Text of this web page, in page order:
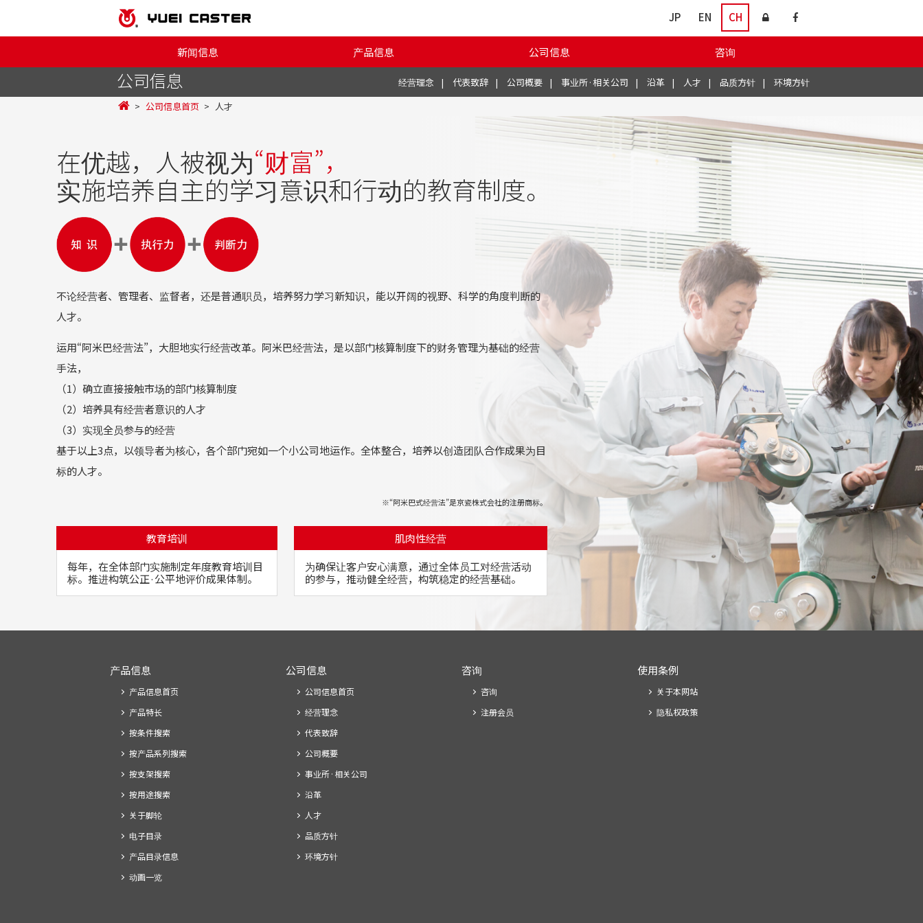
JP EN CH
新闻信息 产品信息 公司信息 咨询
公司信息 经营理念 代表致辞 公司概要 事业所·相关公司 沿革 人才 品质方针
环境方针
公司信息首页
人才
在优越，人被视为“财富”，
实施培养自主的学习意识和行动的教育制度。
不论经营者、管理者、监督者，还是普通职员，培养努力学习新知识，能以开阔的视野、科学的角度判断的
人才。
运用“阿米巴经营法”，大胆地实行经营改革。阿米巴经营法，是以部门核算制度下的财务管理为基础的经营
手法，
（1）确立直接接触市场的部门核算制度
（2）培养具有经营者意识的人才
（3）实现全员参与的经营
基于以上3点，以领导者为核心，各个部门宛如一个小公司地运作。全体整合，培养以创造团队合作成果为目
标的人才。
※“阿米巴式经营法”是京瓷株式会社的注册商标。
教育培训
每年，在全体部门实施制定年度教育培训目
标。推进构筑公正·公平地评价成果体制。
肌肉性经营
为确保让客户安心满意，通过全体员工对经营活动
的参与，推动健全经营，构筑稳定的经营基础。
产品信息
产品信息首页
产品特长
按条件搜索
按产品系列搜索
按支架搜索
按用途搜索
关于脚轮
电子目录
产品目录信息
动画一览
公司信息
公司信息首页
经营理念
代表致辞
公司概要
事业所·相关公司
沿革
人才
品质方针
环境方针
咨询
咨询
注册会员
使用条例
关于本网站
隐私权政策